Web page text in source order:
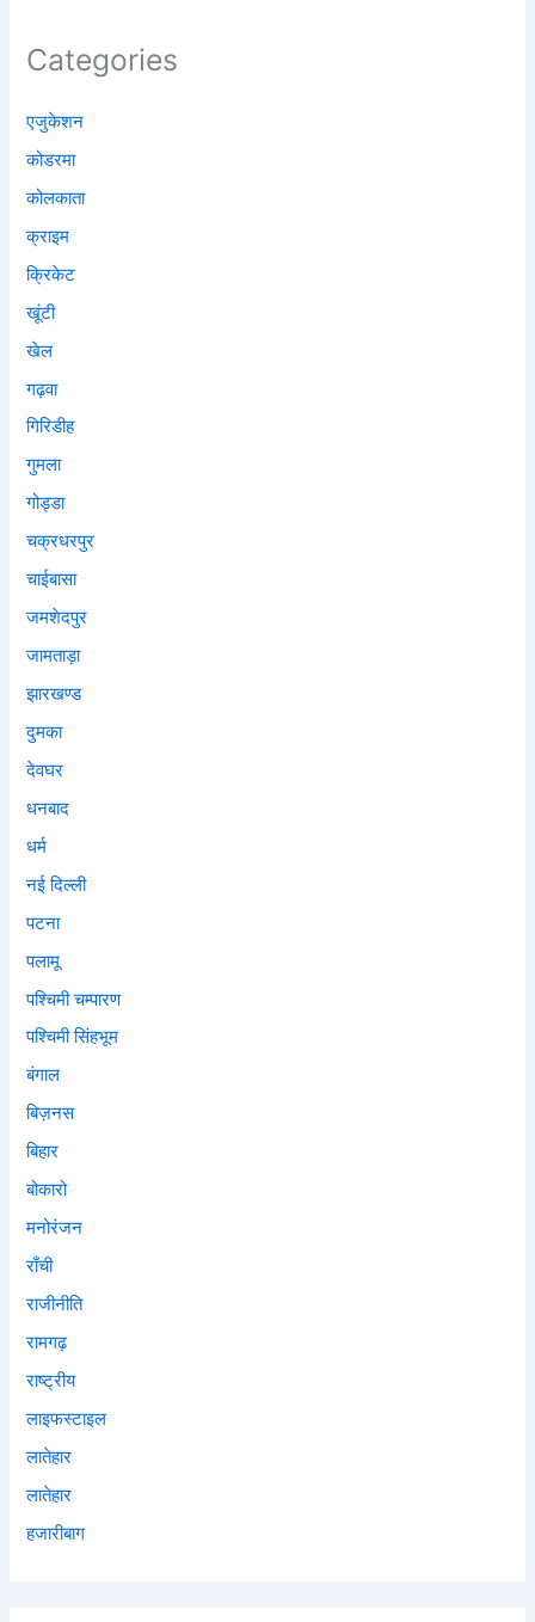
Categories
एजुकेशन
कोडरमा
कोलकाता
क्राइम
क्रिकेट
खूंटी
खेल
गढ़वा
गिरिडीह
गुमला
गोड्डा
चक्रधरपुर
चाईबासा
जमशेदपुर
जामताड़ा
झारखण्ड
दुमका
देवघर
धनबाद
धर्म
नई दिल्ली
पटना
पलामू
पश्चिमी चम्पारण
पश्चिमी सिंहभूम
बंगाल
बिज़नस
बिहार
बोकारो
मनोरंजन
राँची
राजीनीति
रामगढ़
राष्ट्रीय
लाइफस्टाइल
लातेहार
लातेहार
हजारीबाग